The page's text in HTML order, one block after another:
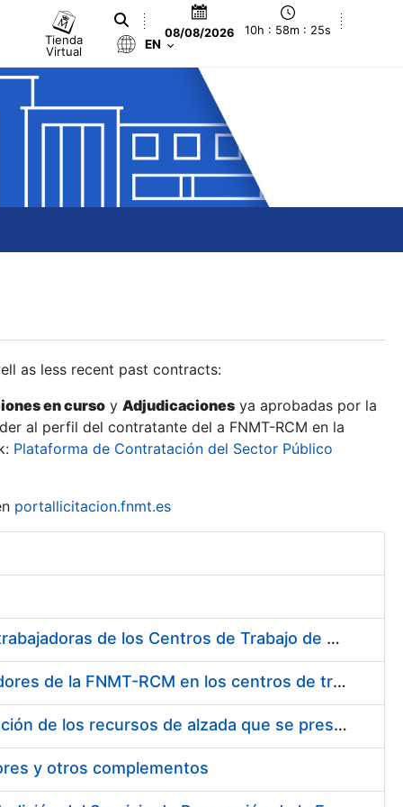
Tienda
Virtual
08/08/2026 10h : 58m : 26s
EN
as less recent past contracts:
en curso y Adjudicaciones ya aprobadas por la
al perfil del contratante del a FNMT-RCM en la
Plataforma de Contratación del Sector Público
portallicitacion.fnmt.es
Suministro de Protectores Auditivos a medida para las personas trabajadoras de los Centros de Trabajo de Madrid y Burgos
Suministro de gafas graduadas antiproyecciones para los trabajadores de la FNMT-RCM en los centros de trabajo de Madrid y Burgos
Servicios de una empresa externa para el asesoramiento y resolución de los recursos de alzada que se presentan relacionados con procesos de selección para la FNMT-RCM
y otros complementos